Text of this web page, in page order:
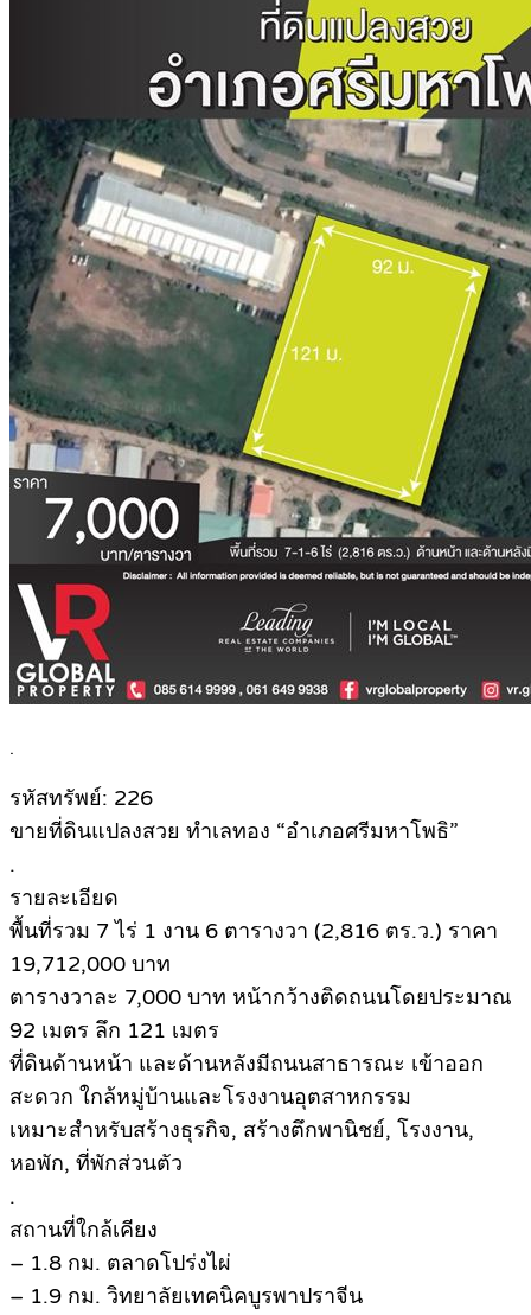
.
รหัสทรัพย์: 226
ขายที่ดินแปลงสวย ทำเลทอง “อำเภอศรีมหาโพธิ”
.
รายละเอียด
พื้นที่รวม 7 ไร่ 1 งาน 6 ตารางวา (2,816 ตร.ว.) ราคา
19,712,000 บาท
ตารางวาละ 7,000 บาท หน้ากว้างติดถนนโดยประมาณ
92 เมตร ลึก 121 เมตร
ที่ดินด้านหน้า และด้านหลังมีถนนสาธารณะ เข้าออก
สะดวก ใกล้หมู่บ้านและโรงงานอุตสาหกรรม
เหมาะสำหรับสร้างธุรกิจ, สร้างตึกพานิชย์, โรงงาน,
หอพัก, ที่พักส่วนตัว
.
สถานที่ใกล้เคียง
– 1.8 กม. ตลาดโปร่งไผ่
– 1.9 กม. วิทยาลัยเทคนิคบูรพาปราจีน